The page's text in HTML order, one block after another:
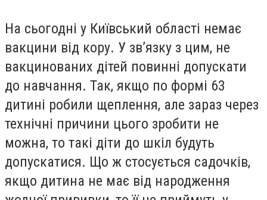
На сьогодні у Київський області немає
вакцини від кору. У зв’язку з цим, не
вакцинованих дітей повинні допускати
до навчання. Так, якщо по формі 63
дитині робили щеплення, але зараз через
технічні причини цього зробити не
можна, то такі діти до шкіл будуть
допускатися. Що ж стосується садочків,
якщо дитина не має від народження